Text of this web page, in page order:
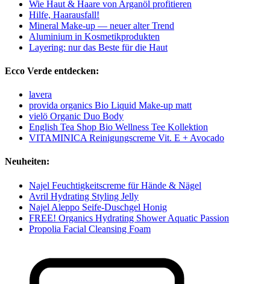
Wie Haut & Haare von Arganöl profitieren
Hilfe, Haarausfall!
Mineral Make-up — neuer alter Trend
Aluminium in Kosmetikprodukten
Layering: nur das Beste für die Haut
Ecco Verde entdecken:
lavera
provida organics Bio Liquid Make-up matt
vielö Organic Duo Body
English Tea Shop Bio Wellness Tee Kollektion
VITAMINICA Reinigungscreme Vit. E + Avocado
Neuheiten:
Najel Feuchtigkeitscreme für Hände & Nägel
Avril Hydrating Styling Jelly
Najel Aleppo Seife-Duschgel Honig
FREE! Organics Hydrating Shower Aquatic Passion
Propolia Facial Cleansing Foam